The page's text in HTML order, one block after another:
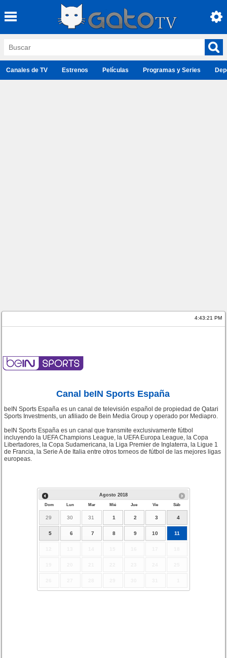
Canales de TV Estrenos Películas Programas y Series
4:43:21 PM
Canal beIN Sports España
beIN Sports España es un canal de televisión español de propiedad de Qatari
Sports Investments, un afiliado de Bein Media Group y operado por Mediapro.
beIN Sports España es un canal que transmite exclusivamente fútbol
incluyendo la UEFA Champions League, la UEFA Europa League, la Copa
Libertadores, la Copa Sudamericana, la Liga Premier de Inglaterra, la Ligue 1
de Francia, la Serie A de Italia entre otros torneos de fútbol de las mejores ligas
europeas.
Agosto 2018
Dom Lun Mar Mié Jue Vie Sáb
29 30 31 1 2 3 4
5 6 7 8 9 10 11